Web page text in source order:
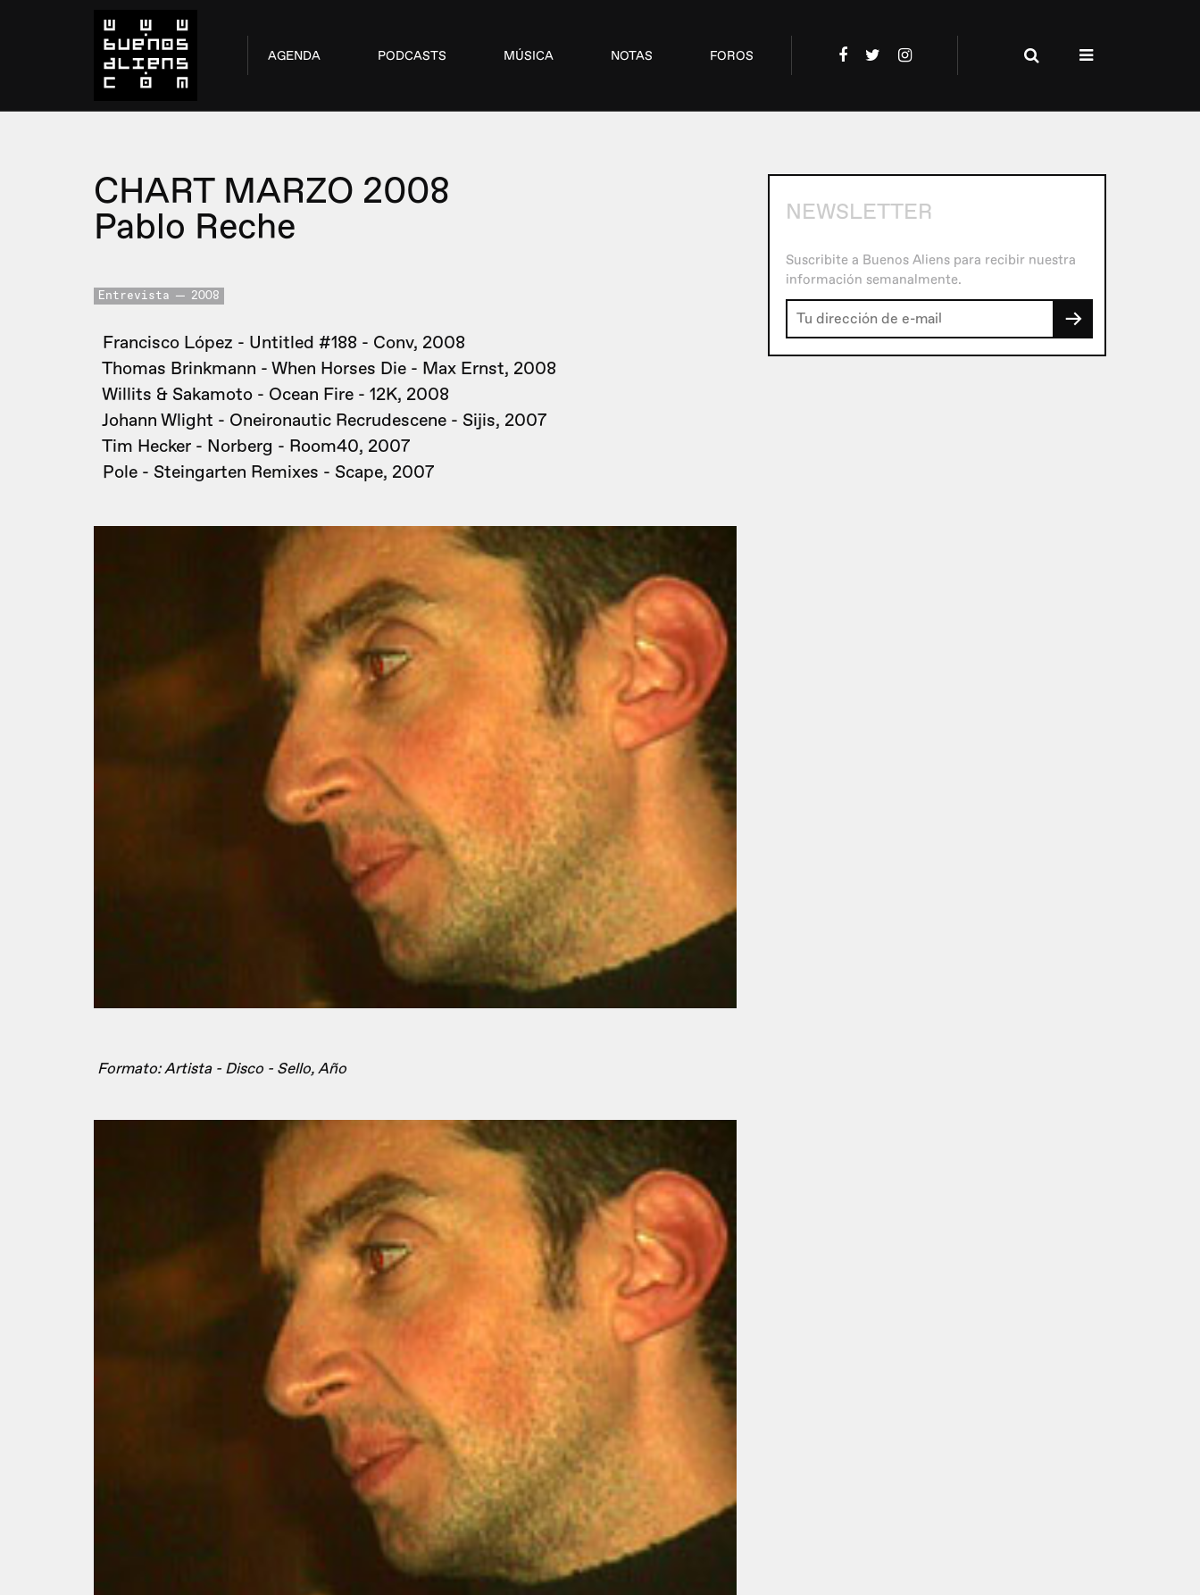
AGENDA PODCASTS MÚSICA NOTAS FOROS
CHART MARZO 2008
Pablo Reche
Entrevista 2008
Francisco López - Untitled #188 - Conv, 2008
Thomas Brinkmann - When Horses Die - Max Ernst, 2008
Willits & Sakamoto - Ocean Fire - 12K, 2008
Johann Wlight - Oneironautic Recrudescene - Sijis, 2007
Tim Hecker - Norberg - Room40, 2007
Pole - Steingarten Remixes - Scape, 2007
Formato: Artista - Disco - Sello, Año
NEWSLETTER
Suscribite a Buenos Aliens para recibir nuestra
información semanalmente.
→